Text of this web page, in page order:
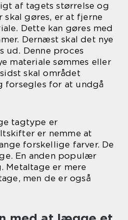
af tagets størrelse og
gøres, er at fjerne
Dette kan gøres med
Dernæst skal det nye
ud. Denne proces
materiale sømmes eller
skal området
forsegles for at undgå
tagtype er
er nemme at
forskellige farver. De
En anden populær
Metaltage er mere
men de er også